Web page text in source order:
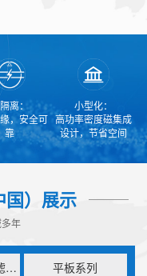
离：
，安全可
靠
小型化：
高功率密度磁集成
设计，节省空间
国）展示
年
网侧大功率三相滤波电感
平板系列